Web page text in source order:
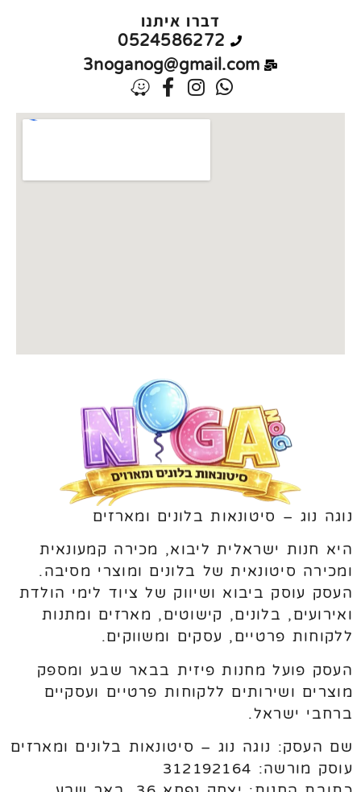
דברו איתנו
0524586272
3noganog@gmail.com
נוגה נוג – סיטונאות בלונים ומארזים
היא חנות ישראלית ליבוא, מכירה קמעונאית
ומכירה סיטונאית של בלונים ומוצרי מסיבה.
העסק עוסק ביבוא ושיווק של ציוד לימי הולדת
ואירועים, בלונים, קישוטים, מארזים ומתנות
ללקוחות פרטיים, עסקים ומשווקים.
העסק פועל מחנות פיזית בבאר שבע ומספק
מוצרים ושירותים ללקוחות פרטיים ועסקיים
ברחבי ישראל.
שם העסק: נוגה נוג – סיטונאות בלונים ומארזים
עוסק מורשה: 312192164